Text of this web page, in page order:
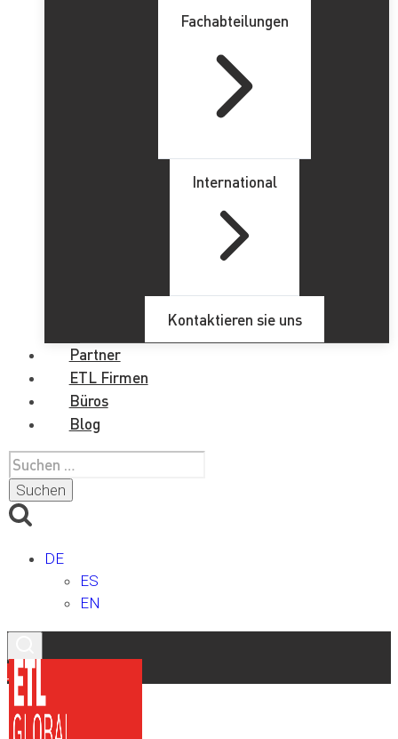
Fachabteilungen
International
Kontaktieren sie uns
Partner
ETL Firmen
Büros
Blog
Suchen
nach:
DE
ES
EN
Kontakt